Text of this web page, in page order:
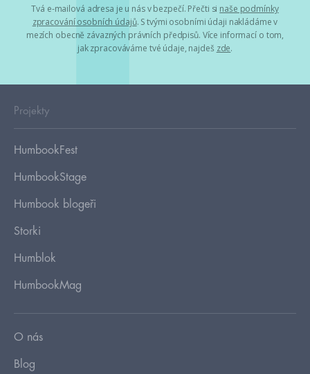
Tvá e-mailová adresa je u nás v bezpečí. Přečti si naše podmínky
zpracování osobních údajů. S tvými osobními údaji nakládáme v
mezích obecně závazných právních předpisů. Více informací o tom,
jak zpracováváme tvé údaje, najdeš zde.
Projekty
HumbookFest
HumbookStage
Humbook blogeři
Storki
Humblok
HumbookMag
O nás
Blog